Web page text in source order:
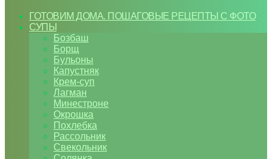
ГОТОВИМ ДОМА. ПОШАГОВЫЕ РЕЦЕПТЫ С ФОТО
СУПЫ
Бозбаш
Борщ
Бульоны
Капустняк
Крем-суп
Лагман
Минестроне
Окрошка
Похлебка
Рассольник
Свекольник